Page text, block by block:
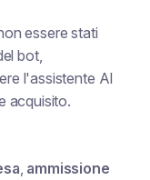
essere stati
bot,
l'assistente AI
acquisito.
ammissione